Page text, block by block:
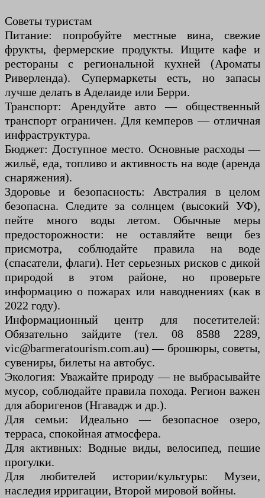
Советы туристам
Питание: попробуйте местные вина, свежие
фрукты, фермерские продукты. Ищите кафе и
рестораны с региональной кухней (Ароматы
Риверленда). Супермаркеты есть, но запасы
лучше делать в Аделаиде или Берри.
Транспорт: Арендуйте авто — общественный
транспорт ограничен. Для кемперов — отличная
инфраструктура.
Бюджет: Доступное место. Основные расходы —
жильё, еда, топливо и активность на воде (аренда
снаряжения).
Здоровье и безопасность: Австралия в целом
безопасна. Следите за солнцем (высокий УФ),
пейте много воды летом. Обычные меры
предосторожности: не оставляйте вещи без
присмотра, соблюдайте правила на воде
(спасатели, флаги). Нет серьезных рисков с дикой
природой в этом районе, но проверьте
информацию о пожарах или наводнениях (как в
2022 году).
Информационный центр для посетителей:
Обязательно зайдите (тел. 08 8588 2289,
vic@barmeratourism.com.au) — брошюры, советы,
сувениры, билеты на автобус.
Экология: Уважайте природу — не выбрасывайте
мусор, соблюдайте правила похода. Регион важен
для аборигенов (Нгавадж и др.).
Для семьи: Идеально — безопасное озеро,
терраса, спокойная атмосфера.
Для активных: Водные виды, велосипед, пешие
прогулки.
Для любителей истории/культуры: Музеи,
наследия ирригации, Второй мировой войны.